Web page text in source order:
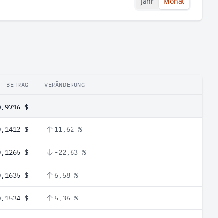
BETRAG VERÄNDERUNG
$
$ 11,62 %
$ -22,63 %
$ 6,58 %
$ 5,36 %